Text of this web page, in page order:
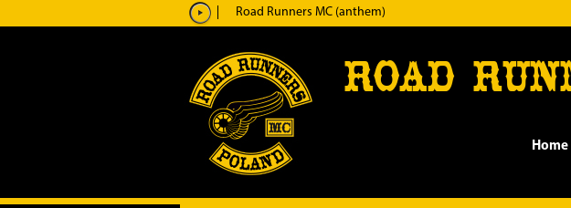
Odtwarzacz
dźwiękowych
Road Runners MC (anthem)
ROAD
Home